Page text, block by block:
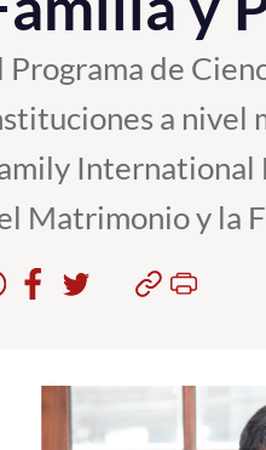
Programa de
a nivel
International
Matrimonio y la